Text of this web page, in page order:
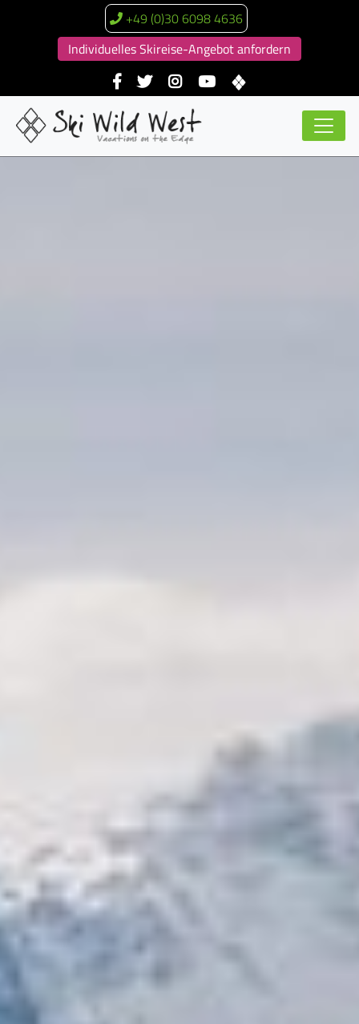
+49 (0)30 6098 4636
Individuelles Skireise-Angebot anfordern